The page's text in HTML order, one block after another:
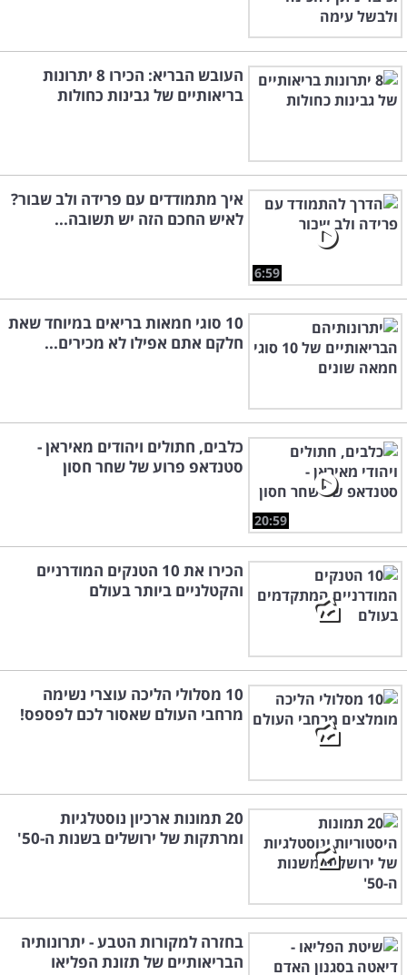
העובש הבריא: הכירו 8 יתרונות
בריאותיים של גבינות כחולות
6:59
איך מתמודדים עם פרידה ולב שבור?
לאיש החכם הזה יש תשובה...
10 סוגי חמאות בריאים במיוחד שאת
חלקם אתם אפילו לא מכירים...
20:59
כלבים, חתולים ויהודים מאיראן -
סטנדאפ פרוע של שחר חסון
הכירו את 10 הטנקים המודרניים
והקטלניים ביותר בעולם
10 מסלולי הליכה עוצרי נשימה
מרחבי העולם שאסור לכם לפספס!
20 תמונות ארכיון נוסטלגיות
ומרתקות של ירושלים בשנות ה-50'
בחזרה למקורות הטבע - יתרונותיה
הבריאותיים של תזונת הפליאו